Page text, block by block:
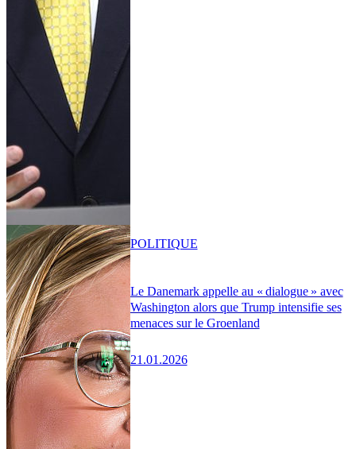
Le Danemark appelle au « dialogue » avec
Washington alors que Trump intensifie ses
menaces sur le Groenland
21.01.2026
POLITIQUE